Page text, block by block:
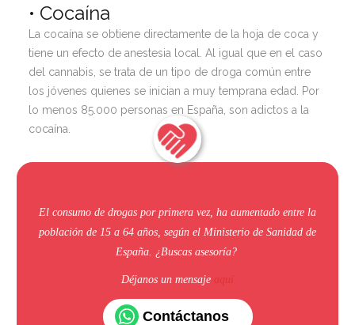
• Cocaína
La cocaína se obtiene directamente de la hoja de coca y
tiene un efecto de anestesia local. Al igual que en el caso
del cannabis, se trata de un tipo de droga común entre
los jóvenes quienes se inician a muy temprana edad. Por
lo menos 85.000 personas en España, son adictos a la
cocaína.
El consumo de drogas por primera vez, ha aumentado entre la
población de 15 a 64 años, según el Ministerio de Sanidad de
España. ¿Buscas asesoría?
Déjanos un mensaje aquí
Contáctanos